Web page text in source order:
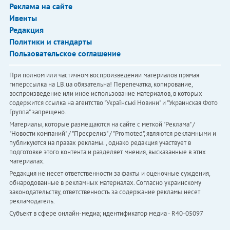
Реклама на сайте
Ивенты
Редакция
Политики и стандарты
Пользовательское соглашение
При полном или частичном воспроизведении материалов прямая
гиперссылка на LB.ua обязательна! Перепечатка, копирование,
воспроизведение или иное использование материалов, в которых
содержится ссылка на агентство "Українськi Новини" и "Украинская Фото
Группа" запрещено.
Материалы, которые размещаются на сайте с меткой "Реклама" /
"Новости компаний" / "Пресрелиз" / "Promoted", являются рекламными и
публикуются на правах рекламы. , однако редакция участвует в
подготовке этого контента и разделяет мнения, высказанные в этих
материалах.
Редакция не несет ответственности за факты и оценочные суждения,
обнародованные в рекламных материалах. Согласно украинскому
законодательству, ответственность за содержание рекламы несет
рекламодатель.
Субъект в сфере онлайн-медиа; идентификатор медиа - R40-05097